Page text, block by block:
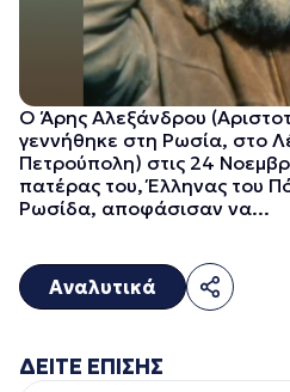
Ο Άρης Αλεξάνδρου
γεννήθηκε στη Ρωσία, στο
Πετρούπολη) στις 24
πατέρας του, Έλληνας του
Ρωσίδα, αποφάσισαν να...
Αναλυτικά
ΔΕΙΤΕ ΕΠΙΣΗΣ